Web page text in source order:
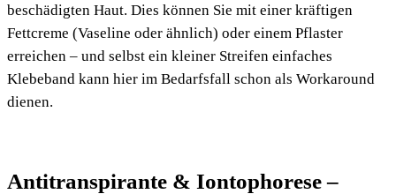
beschädigten Haut. Dies können Sie mit einer kräftigen
Fettcreme (Vaseline oder ähnlich) oder einem Pflaster
erreichen – und selbst ein kleiner Streifen einfaches
Klebeband kann hier im Bedarfsfall schon als Workaround
dienen.
Antitranspirante & Iontophorese –